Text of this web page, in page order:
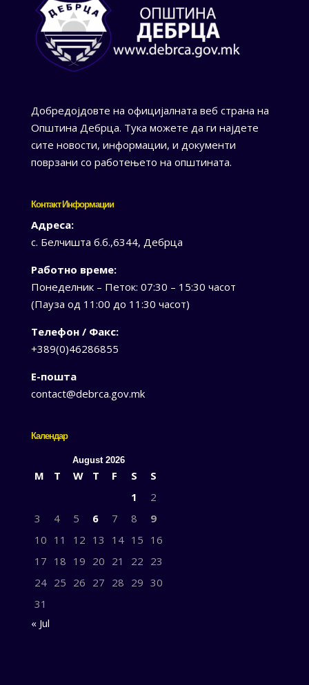
Добредојдовте на официјалната веб страна на
Општина Дебрца. Тука можете да ги најдете
сите новости, информации, и документи
поврзани со работењето на општината.
Контакт Информации
Адреса:
с. Белчишта б.б.,6344, Дебрца
Работно време:
Понеделник – Петок: 07:30 – 15:30 часот
(Пауза од 11:00 до 11:30 часот)
Телефон / Факс:
+389(0)46286855
Е-пошта
contact@debrca.gov.mk
Календар
August 2026
M T W T F S
S
1
2
3
4 5 6 7 8
9
10 11 12 13 14 15 16
17 18 19 20 21 22 23
24 25 26 27 28 29 30
31
« Jul